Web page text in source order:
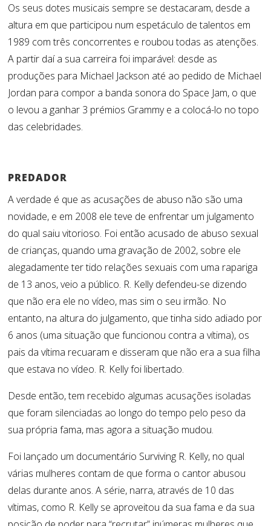
Os seus dotes musicais sempre se destacaram, desde a
altura em que participou num espetáculo de talentos em
1989 com três concorrentes e roubou todas as atenções.
A partir daí a sua carreira foi imparável: desde as
produções para Michael Jackson até ao pedido de Michael
Jordan para compor a banda sonora do Space Jam, o que
o levou a ganhar 3 prémios Grammy e a colocá-lo no topo
das celebridades.
PREDADOR
A verdade é que as acusações de abuso não são uma
novidade, e em 2008 ele teve de enfrentar um julgamento
do qual saiu vitorioso. Foi então acusado de abuso sexual
de crianças, quando uma gravação de 2002, sobre ele
alegadamente ter tido relações sexuais com uma rapariga
de 13 anos, veio a público. R. Kelly defendeu-se dizendo
que não era ele no vídeo, mas sim o seu irmão. No
entanto, na altura do julgamento, que tinha sido adiado por
6 anos (uma situação que funcionou contra a vítima), os
pais da vítima recuaram e disseram que não era a sua filha
que estava no vídeo. R. Kelly foi libertado.
Desde então, tem recebido algumas acusações isoladas
que foram silenciadas ao longo do tempo pelo peso da
sua própria fama, mas agora a situação mudou.
Foi lançado um documentário Surviving R. Kelly, no qual
várias mulheres contam de que forma o cantor abusou
delas durante anos. A série, narra, através de 10 das
vítimas, como R. Kelly se aproveitou da sua fama e da sua